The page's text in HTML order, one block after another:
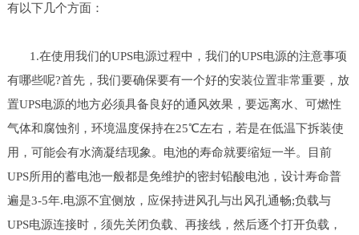
有以下几个方面：
1.在使用我们的UPS电源过程中，我们的UPS电源的注意事项
有哪些呢?首先，我们要确保要有一个好的安装位置非常重要，放
置UPS电源的地方必须具备良好的通风效果，要远离水、可燃性
气体和腐蚀剂，环境温度保持在25℃左右，若是在低温下拆装使
用，可能会有水滴凝结现象。电池的寿命就要缩短一半。目前
UPS所用的蓄电池一般都是免维护的密封铅酸电池，设计寿命普
遍是3-5年.电源不宜侧放，应保持进风孔与出风孔通畅;负载与
UPS电源连接时，须先关闭负载、再接线，然后逐个打开负载，